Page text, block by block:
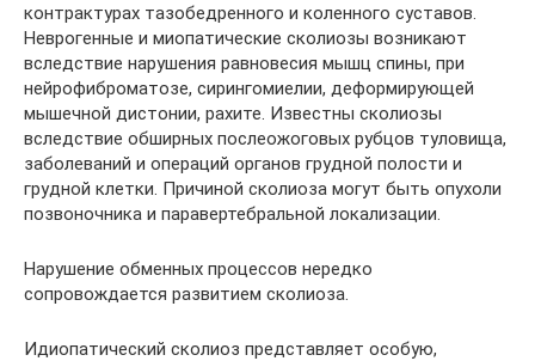
контрактурах тазобедренного и коленного суставов.
Неврогенные и миопатические сколиозы возникают
вследствие нарушения равновесия мышц спины, при
нейрофиброматозе, сирингомиелии, деформирующей
мышечной дистонии, рахите. Известны сколиозы
вследствие обширных послеожоговых рубцов туловища,
заболеваний и операций органов грудной полости и
грудной клетки. Причиной сколиоза могут быть опухоли
позвоночника и паравертебральной локализации.
Нарушение обменных процессов нередко
сопровождается развитием сколиоза.
Идиопатический сколиоз представляет особую,